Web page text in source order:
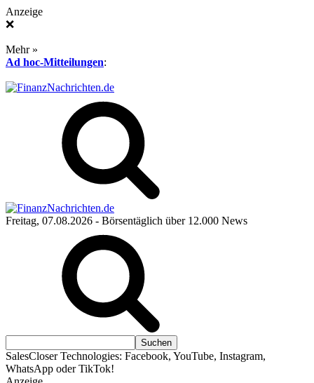
Anzeige
❌
Mehr »
Ad hoc-Mitteilungen:
Freitag, 07.08.2026 - Börsentäglich über 12.000 News
SalesCloser Technologies: Facebook, YouTube, Instagram,
WhatsApp oder TikTok!